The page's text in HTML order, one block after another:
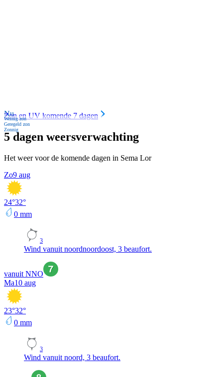
Nu
Weinig zon
Geregeld zon
Zonnig
Zon en UV komende 7 dagen
5 dagen weersverwachting
Het weer voor de komende dagen in Sema Lor
Zo9 aug
24°32°
0 mm
3
Wind vanuit noordnoordoost, 3 beaufort.
vanuit NNO
Ma10 aug
23°32°
0 mm
3
Wind vanuit noord, 3 beaufort.